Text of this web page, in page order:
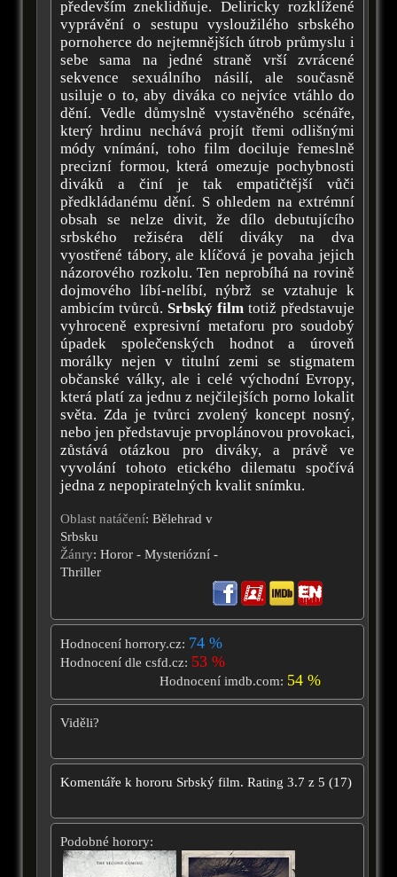
především zneklidňuje. Deliricky rozklížené
vyprávění o sestupu vysloužilého srbského
pornoherce do nejtemnějších útrob průmyslu i
sebe sama na jedné straně vrší zvrácené
sekvence sexuálního násilí, ale současně
usiluje o to, aby diváka co nejvíce vtáhlo do
dění. Vedle důmyslně vystavěného scénáře,
který hrdinu nechává projít třemi odlišnými
módy vnímání, toho film dociluje řemeslně
precizní formou, která omezuje pochybnosti
diváků a činí je tak empatičtější vůči
předkládanému dění. S ohledem na extrémní
obsah se nelze divit, že dílo debutujícího
srbského režiséra dělí diváky na dva
vyostřené tábory, ale klíčová je povaha jejich
názorového rozkolu. Ten neprobíhá na rovině
dojmového líbí-nelíbí, nýbrž se vztahuje k
ambicím tvůrců. Srbský film totiž představuje
vyhroceně expresivní metaforu pro soudobý
úpadek společenských hodnot a úroveň
morálky nejen v titulní zemi se stigmatem
občanské války, ale i celé východní Evropy,
která platí za jednu z nejčilejších porno lokalit
světa. Zda je tvůrci zvolený koncept nosný,
nebo jen představuje prvoplánovou provokaci,
zůstává otázkou pro diváky, a právě ve
vyvolání tohoto etického dilematu spočívá
jedna z nepopiratelných kvalit snímku.
Oblast natáčení: Bělehrad v
Srbsku
Žánry: Horor - Mysteriózní -
Thriller
Hodnocení horrory.cz: 74 %
Hodnocení dle csfd.cz: 53 %
Hodnocení imdb.com: 54 %
Viděli?
Komentáře k hororu Srbský film. Rating 3.7 z 5 (17)
Podobné horory: